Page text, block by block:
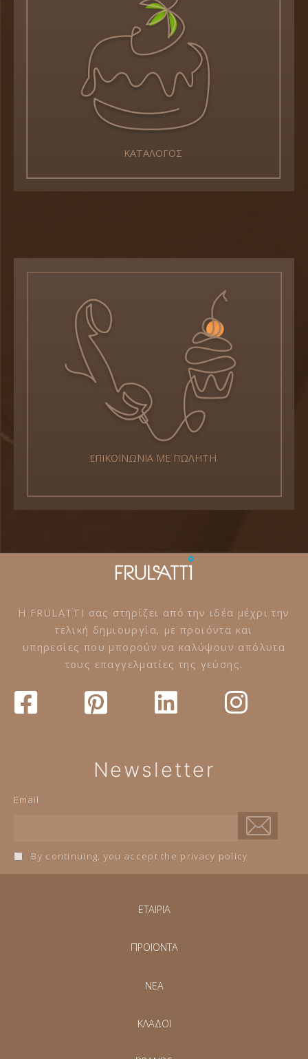
ΚΑΤΑΛΟΓΟΣ
ΕΠΙΚΟΙΝΩΝΙΑ ΜΕ ΠΩΛΗΤΗ
Η FRULATTI σας στηρίζει από την ιδέα μέχρι την
τελική δημιουργία, με προϊόντα και
υπηρεσίες που μπορούν να καλύψουν απόλυτα
τους επαγγελματίες της γεύσης.
Newsletter
Email
By continuing, you accept the privacy policy
ΕΤΑΙΡΙΑ
ΠΡΟΪΟΝΤΑ
NEA
ΚΛΑΔΟΙ